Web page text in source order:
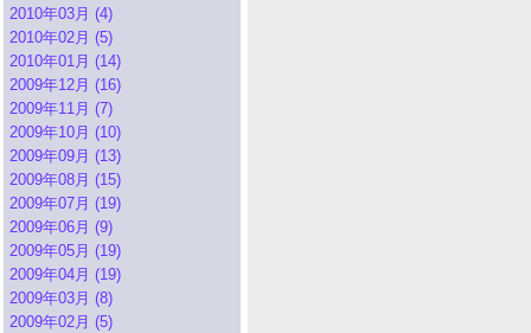
2010年03月 (4)
2010年02月 (5)
2010年01月 (14)
2009年12月 (16)
2009年11月 (7)
2009年10月 (10)
2009年09月 (13)
2009年08月 (15)
2009年07月 (19)
2009年06月 (9)
2009年05月 (19)
2009年04月 (19)
2009年03月 (8)
2009年02月 (5)